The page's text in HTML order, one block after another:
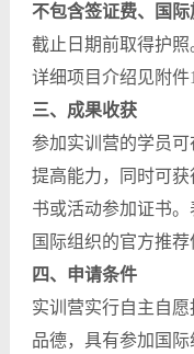
不包含签证费、国际
截止日期前取得护照
详细项目介绍见附件1
三、成果收获
参加实训营的学员
提高能力，同时可
书或活动参加证书
国际组织的官方推
四、申请条件
实训营实行自主自
品德，具有参加国